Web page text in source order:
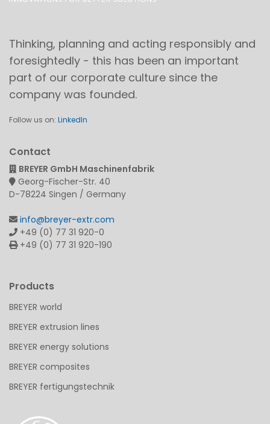
Thinking, planning and acting responsibly and
foresightedly - this has been an important
part of our corporate culture since the
company was founded.
Follow us on: LinkedIn
Contact
BREYER GmbH Maschinenfabrik
Georg-Fischer-Str. 40
D-78224 Singen / Germany
info@breyer-extr.com
+49 (0) 77 31 920-0
+49 (0) 77 31 920-190
Products
BREYER world
BREYER extrusion lines
BREYER energy solutions
BREYER composites
BREYER fertigungstechnik